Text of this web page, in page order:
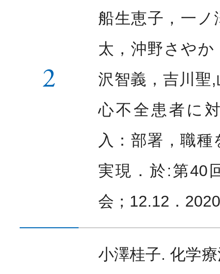
2
船生恵子，一ノ
太，沖野さや
沢智義，吉川聖
心不全患者に
入：部署，職
実現．於:第40
会；12.12．
小澤桂子. 化学